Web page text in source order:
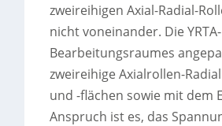
zweireihigen Axial-Radial-
nicht voneinander. Die
Bearbeitungsraumes
zweireihige Axialrollen-
und -flächen sowie mit dem
Anspruch ist es, das